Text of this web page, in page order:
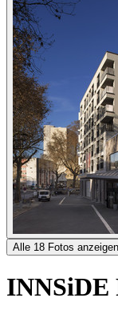
Alle 18 Fotos anzeigen